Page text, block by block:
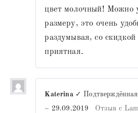
цвет молочный! Можно
размеру, это очень
раздумывая, со скидкой
приятная.
Katerina ✓
– 29.09.2019 Отзыв с